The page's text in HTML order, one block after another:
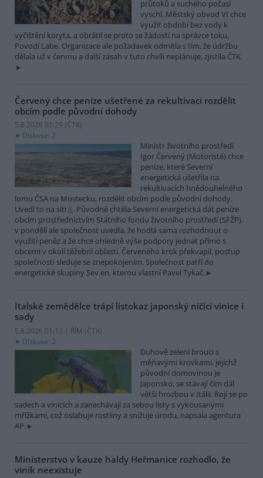
průtoků a suchého počasí
vyschl. Městský obvod VI chce
využít období bez vody k
vyčištění koryta, a obrátil se proto se žádostí na správce toku,
Povodí Labe. Organizace ale požadavek odmítla s tím, že údržbu
dělala už v červnu a další zásah v tuto chvíli neplánuje, zjistila ČTK.
Červený chce peníze ušetřené za rekultivaci rozdělit
obcím podle původní dohody
5.8.2026 01:29 (ČTK)
Diskuse: 2
Ministr životního prostředí
Igor Červený (Motoristé) chce
peníze, které Severní
energetická ušetřila na
rekultivacích hnědouhelného
lomu ČSA na Mostecku, rozdělit obcím podle původní dohody.
Uvedl to na síti X. Původně chtěla Severní energetická dát peníze
obcím prostřednictvím Státního fondu životního prostředí (SFŽP),
v pondělí ale společnost uvedla, že hodlá sama rozhodnout o
využití peněz a že chce ohledně výše podpory jednat přímo s
obcemi v okolí těžební oblasti. Červeného krok překvapil, postup
společnosti sleduje se znepokojením. Společnost patří do
energetické skupiny Sev.en, kterou vlastní Pavel Tykač.
Italské zemědělce trápí listokaz japonský ničící vinice i
sady
5.8.2026 01:12 | ŘÍM (ČTK)
Diskuse: 2
Duhově zelení brouci s
měňavými krovkami, jejichž
původní domovinou je
Japonsko, se stávají čím dál
větší hrozbou v Itálii. Rojí se po
sadech a vinicích a zanechávají za sebou listy s vykousanými
mřížkami, což oslabuje rostliny a snižuje úrodu, napsala agentura
AP.
Ministerstvo v kauze haldy Heřmanice rozhodlo, že
viník neexistuje